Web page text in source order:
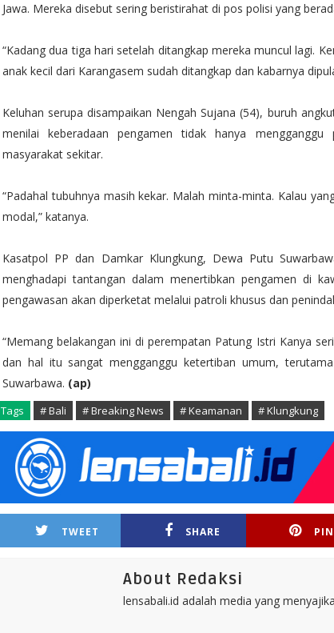
Jawa. Mereka disebut sering beristirahat di pos polisi yang
“Kadang dua tiga hari setelah ditangkap mereka muncul lagi.
anak kecil dari Karangasem sudah ditangkap dan kabarnya
Keluhan serupa disampaikan Nengah Sujana (54), buruh
menilai keberadaan pengamen tidak hanya
masyarakat sekitar.
“Padahal tubuhnya masih kekar. Malah minta-minta. Kalau
modal,” katanya.
Kasatpol PP dan Damkar Klungkung, Dewa Putu
menghadapi tantangan dalam menertibkan pengamen di
pengawasan akan diperketat melalui patroli khusus dan
“Memang belakangan ini di perempatan Patung Istri Kanya
dan hal itu sangat mengganggu ketertiban umum,
Suwarbawa. (ap)
Tags # Bali # Breaking News # Keamanan # Klungkung
TWEET SHARE
About Redaksi
lensabali.id adalah media yang